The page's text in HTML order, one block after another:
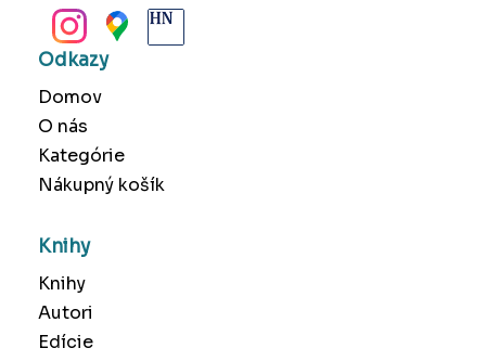
Odkazy
Domov
O nás
Kategórie
Nákupný košík
Knihy
Knihy
Autori
Edície